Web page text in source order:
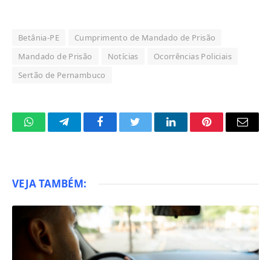
Betânia-PE
Cumprimento de Mandado de Prisão
Mandado de Prisão
Notícias
Ocorrências Policiais
Sertão de Pernambuco
WhatsAppTelegramFacebookTwitter LinkedInPinterestEmail
VEJA TAMBÉM: